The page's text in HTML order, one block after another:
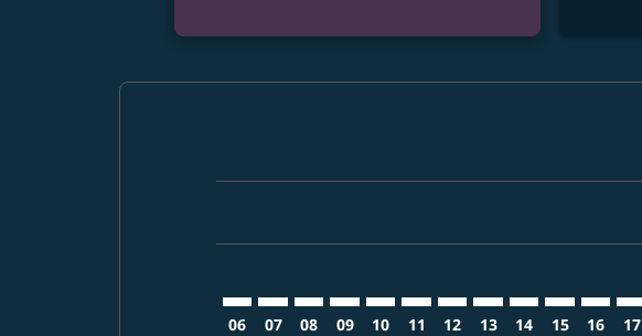
06 07 08 09 10 11 12 13 14 15 16 17